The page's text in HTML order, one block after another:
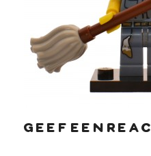
geef een